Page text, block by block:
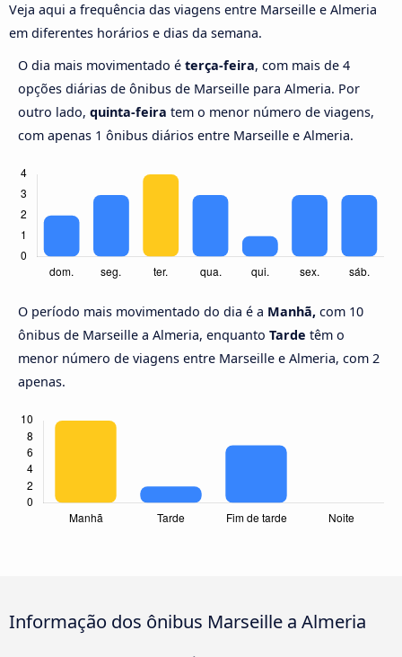
Veja aqui a frequência das viagens entre Marseille e Almeria
em diferentes horários e dias da semana.
O dia mais movimentado é terça-feira, com mais de 4
opções diárias de ônibus de Marseille para Almeria. Por
outro lado, quinta-feira tem o menor número de viagens,
com apenas 1 ônibus diários entre Marseille e Almeria.
O período mais movimentado do dia é a Manhã, com 10
ônibus de Marseille a Almeria, enquanto Tarde têm o
menor número de viagens entre Marseille e Almeria, com 2
apenas.
Informação dos ônibus Marseille a Almeria